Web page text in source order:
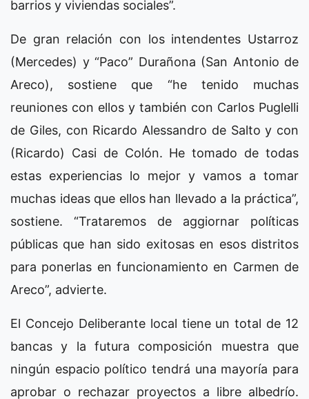
barrios y viviendas sociales”.
De gran relación con los intendentes Ustarroz
(Mercedes) y “Paco” Durañona (San Antonio de
Areco), sostiene que “he tenido muchas
reuniones con ellos y también con Carlos Puglelli
de Giles, con Ricardo Alessandro de Salto y con
(Ricardo) Casi de Colón. He tomado de todas
estas experiencias lo mejor y vamos a tomar
muchas ideas que ellos han llevado a la práctica”,
sostiene. “Trataremos de aggiornar políticas
públicas que han sido exitosas en esos distritos
para ponerlas en funcionamiento en Carmen de
Areco”, advierte.
El Concejo Deliberante local tiene un total de 12
bancas y la futura composición muestra que
ningún espacio político tendrá una mayoría para
aprobar o rechazar proyectos a libre albedrío.